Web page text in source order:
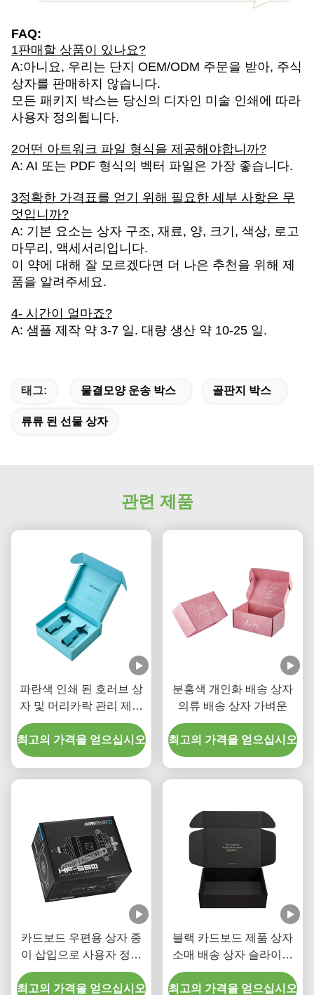
FAQ:
1판매할 상품이 있나요?
A:아니요, 우리는 단지 OEM/ODM 주문을 받아, 주식
상자를 판매하지 않습니다.
모든 패키지 박스는 당신의 디자인 미술 인쇄에 따라
사용자 정의됩니다.
2어떤 아트워크 파일 형식을 제공해야합니까?
A: AI 또는 PDF 형식의 벡터 파일은 가장 좋습니다.
3정확한 가격표를 얻기 위해 필요한 세부 사항은 무
엇입니까?
A: 기본 요소는 상자 구조, 재료, 양, 크기, 색상, 로고
마무리, 액세서리입니다.
이 약에 대해 잘 모르겠다면 더 나은 추천을 위해 제
품을 알려주세요.
4- 시간이 얼마죠?
A: 샘플 제작 약 3-7 일. 대량 생산 약 10-25 일.
태그: 물결모양 운송 박스 골판지 박스
류류 된 선물 상자
관련 제품
파란색 인쇄 된 호러브 상
자 및 머리카락 관리 제품
용 종이 트레이
최고의 가격을 얻으십시오
분홍색 개인화 배송 상자
의류 배송 상자 가벼운
최고의 가격을 얻으십시오
카드보드 우편용 상자 종
이 삽입으로 사용자 정의
가능한 UV 로고
최고의 가격을 얻으십시오
블랙 카드보드 제품 상자
소매 배송 상자 슬라이버
포일 스탬핑 로고
최고의 가격을 얻으십시오